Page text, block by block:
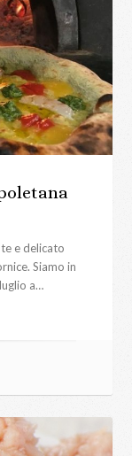
e delicato
Siamo in
a…